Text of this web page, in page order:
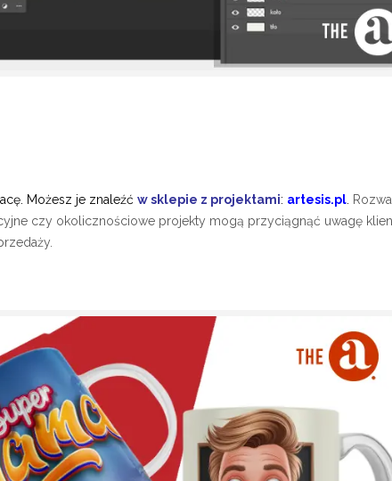
Możesz je znaleźć w sklepie z projektami: artesis.pl.
czy okolicznościowe projekty mogą przyciągnąć uwagę